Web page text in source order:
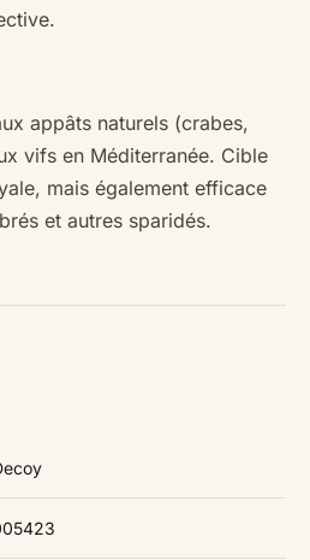
appâts naturels (crabes,
vifs en Méditerranée. Cible
mais également efficace
et autres sparidés.